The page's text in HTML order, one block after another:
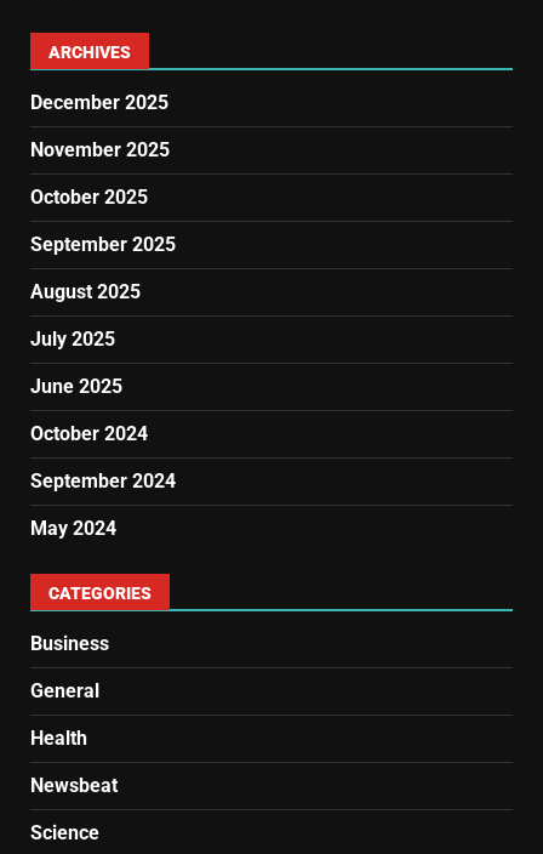
ARCHIVES
December 2025
November 2025
October 2025
September 2025
August 2025
July 2025
June 2025
October 2024
September 2024
May 2024
CATEGORIES
Business
General
Health
Newsbeat
Science